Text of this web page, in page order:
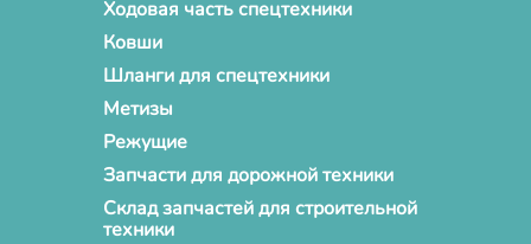
Ходовая часть спецтехники
Ковши
Шланги для спецтехники
Метизы
Режущие
Запчасти для дорожной техники
Склад запчастей для строительной
техники